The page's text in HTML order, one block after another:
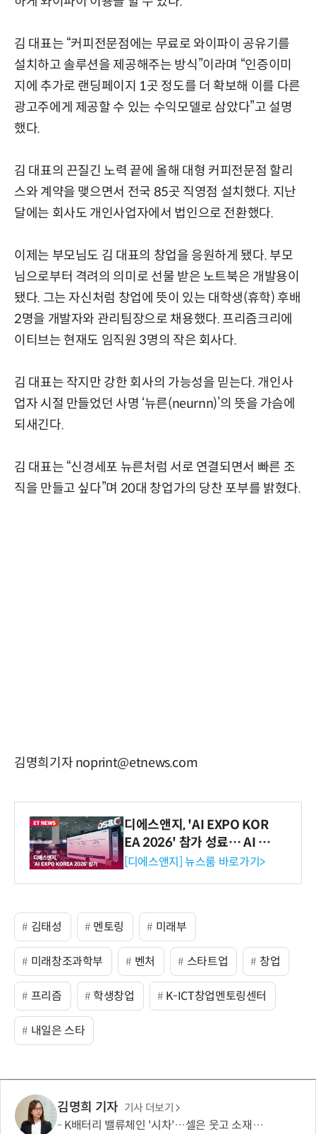
김 대표는 “커피전문점에는 무료로 와이파이 공유기를
설치하고 솔루션을 제공해주는 방식”이라며 “인증이미
지에 추가로 랜딩페이지 1곳 정도를 더 확보해 이를 다른
광고주에게 제공할 수 있는 수익모델로 삼았다”고 설명
했다.
김 대표의 끈질긴 노력 끝에 올해 대형 커피전문점 할리
스와 계약을 맺으면서 전국 85곳 직영점 설치했다. 지난
달에는 회사도 개인사업자에서 법인으로 전환했다.
이제는 부모님도 김 대표의 창업을 응원하게 됐다. 부모
님으로부터 격려의 의미로 선물 받은 노트북은 개발용이
됐다. 그는 자신처럼 창업에 뜻이 있는 대학생(휴학) 후배
2명을 개발자와 관리팀장으로 채용했다. 프리즘크리에
이티브는 현재도 임직원 3명의 작은 회사다.
김 대표는 작지만 강한 회사의 가능성을 믿는다. 개인사
업자 시절 만들었던 사명 ‘뉴른(neurnn)’의 뜻을 가슴에
되새긴다.
김 대표는 “신경세포 뉴른처럼 서로 연결되면서 빠른 조
직을 만들고 싶다”며 20대 창업가의 당찬 포부를 밝혔다.
김명희기자 noprint@etnews.com
디에스앤지, 'AI EXPO KOR
EA 2026' 참가 성료… AI 전
생애주기 아우르는 통합 솔루
[디에스앤지] 뉴스룸 바로가기>
김태성 멘토링 미래부
미래창조과학부 벤처 스타트업 창업
프리즘 학생창업 K-ICT창업멘토링센터
내일은 스타
김명희 기자 기사 더보기
K배터리 밸류체인 '시차'…셀은 웃고 소재는 아직